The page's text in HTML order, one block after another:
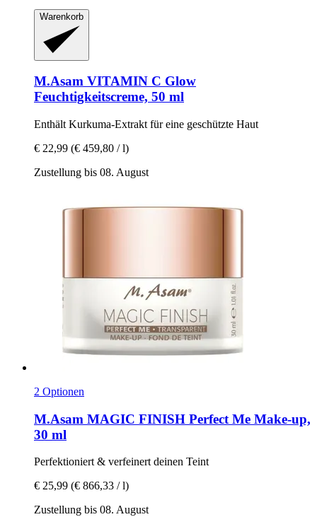
Warenkorb
M.Asam VITAMIN C Glow
Feuchtigkeitscreme, 50 ml
Enthält Kurkuma-​Extrakt für eine geschützte Haut
€ 22,99 (€ 459,80 / l)
Zustellung bis 08. August
2 Optionen
M.Asam MAGIC FINISH Perfect Me Make-​up,
30 ml
Perfektioniert & verfeinert deinen Teint
€ 25,99 (€ 866,33 / l)
Zustellung bis 08. August